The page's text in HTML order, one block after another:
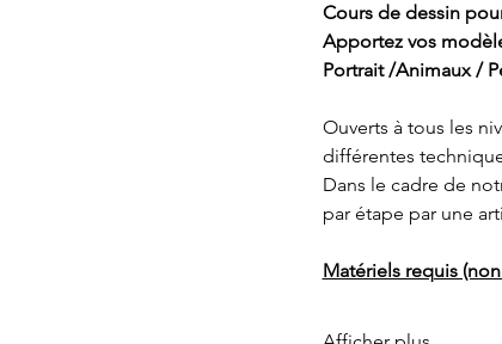
Cours de dessin
Apportez vos
Portrait /Animaux /
Ouverts à tous les
différentes
Dans le cadre de
par étape par une
Matériels requis